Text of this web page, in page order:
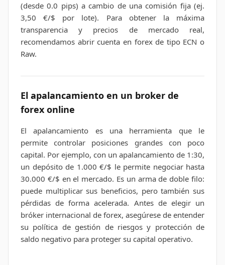
(desde 0.0 pips) a cambio de una comisión fija (ej.
3,50 €/$ por lote). Para obtener la máxima
transparencia y precios de mercado real,
recomendamos abrir cuenta en forex de tipo ECN o
Raw.
El apalancamiento en un broker de
forex online
El apalancamiento es una herramienta que le
permite controlar posiciones grandes con poco
capital. Por ejemplo, con un apalancamiento de 1:30,
un depósito de 1.000 €/$ le permite negociar hasta
30.000 €/$ en el mercado. Es un arma de doble filo:
puede multiplicar sus beneficios, pero también sus
pérdidas de forma acelerada. Antes de elegir un
bróker internacional de forex, asegúrese de entender
su política de gestión de riesgos y protección de
saldo negativo para proteger su capital operativo.